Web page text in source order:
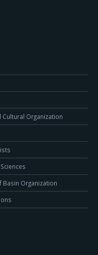
Cultural Organization
Basin Organization